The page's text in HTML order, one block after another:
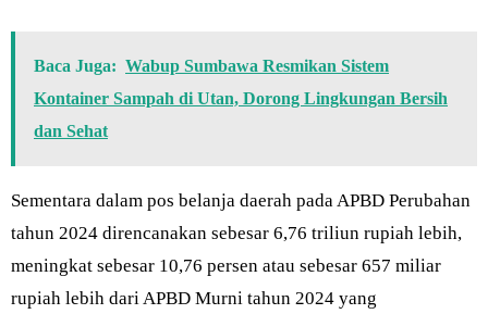
Baca Juga: Wabup Sumbawa Resmikan Sistem
Kontainer Sampah di Utan, Dorong Lingkungan Bersih
dan Sehat
Sementara dalam pos belanja daerah pada APBD Perubahan
tahun 2024 direncanakan sebesar 6,76 triliun rupiah lebih,
meningkat sebesar 10,76 persen atau sebesar 657 miliar
rupiah lebih dari APBD Murni tahun 2024 yang